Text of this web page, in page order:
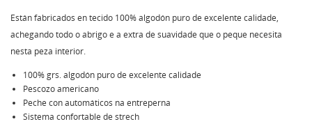
Están fabricados en tecido 100% algodón puro de excelente calidade,
achegando todo o abrigo e a extra de suavidade que o peque necesita
nesta peza interior.
100% grs. algodón puro de excelente calidade
Pescozo americano
Peche con automáticos na entreperna
Sistema confortable de strech